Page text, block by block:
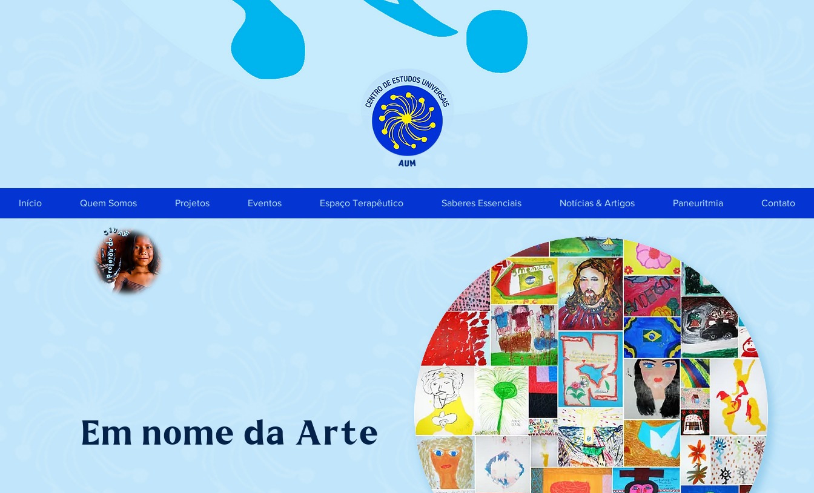
Início Quem Somos Projetos Eventos Espaço Terapêutico Saberes Essenciais Notícias & Artigos Paneuritmia Contato
Em nome da Arte